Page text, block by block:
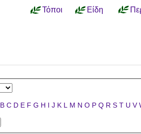
Τόποι Είδη
B C D E F G H I J K L M N O P Q R S T U V